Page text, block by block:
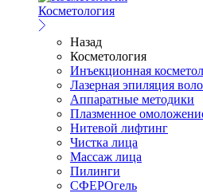
Косметология
Назад
Косметология
Инъекционная
Лазерная эпиляция
Аппаратные методики
Плазменное
Нитевой лифтинг
Чистка лица
Массаж лица
Пилинги
СФЕРОгель